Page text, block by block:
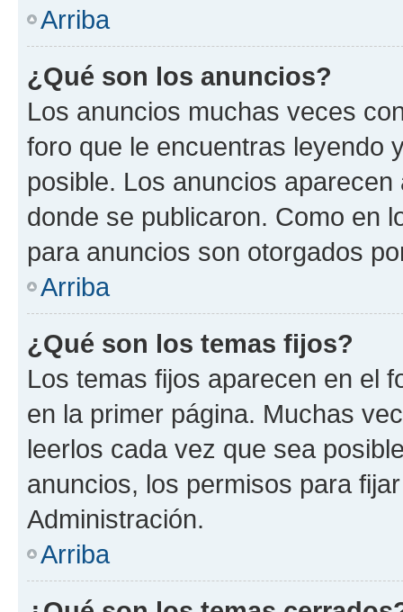
Arriba
¿Qué son los anuncios?
Los anuncios muchas veces
foro que le encuentras leyendo
posible. Los anuncios
donde se publicaron. Como en
para anuncios son otorgados
Arriba
¿Qué son los temas fijos?
Los temas fijos aparecen en el
en la primer página. Muchas
leerlos cada vez que sea
anuncios, los permisos para
Administración.
Arriba